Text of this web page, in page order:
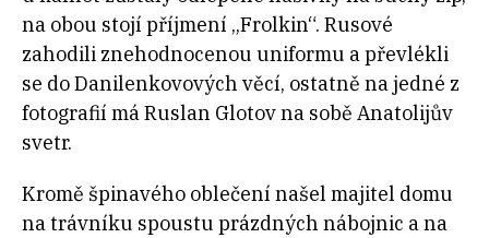
na obou stojí příjmení „Frolkin“. Rusové
zahodili znehodnocenou uniformu a převlékli
se do Danilenkovových věcí, ostatně na jedné z
fotografií má Ruslan Glotov na sobě Anatolijův
svetr.
Kromě špinavého oblečení našel majitel domu
na trávníku spoustu prázdných nábojnic a na